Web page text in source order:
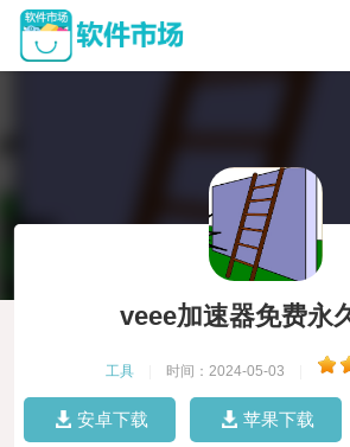
veee加速器免费永
工具 时间：2024-05-03
安卓下载 苹果下载